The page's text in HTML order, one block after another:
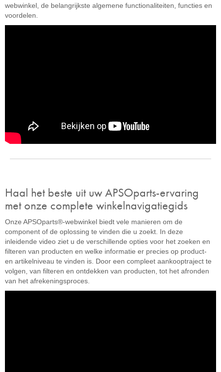
webwinkel, de belangrijkste algemene functionaliteiten, functies en
voordelen.
Haal het beste uit uw APSOparts-ervaring
met onze complete winkelnavigatiegids
Onze APSOparts®-webwinkel biedt vele manieren om de
component of de oplossing te vinden die u zoekt. In deze
inleidende video ziet u de verschillende opties voor het zoeken en
filteren van producten en welke informatie er precies op product-
en artikelniveau te vinden is. Door een compleet aankooptraject te
volgen, van filteren en ontdekken van producten, tot het afronden
van het afrekeningsproces.